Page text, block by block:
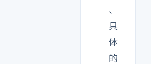
、
具
体
的